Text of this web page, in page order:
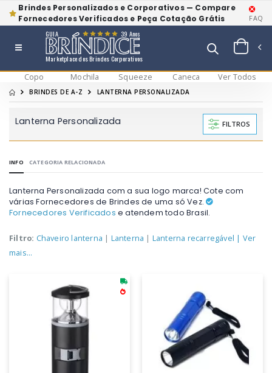
Brindes Personalizados e Corporativos — Compare
Fornecedores Verificados e Peça Cotação Grátis
FAQ
Marketplace dos Brindes Corporativos
GUIA 39 Anos
Copo Mochila Squeeze Caneca Ver Todos
BRINDES DE A-Z LANTERNA PERSONALIZADA
Lanterna Personalizada FILTROS
INFO CATEGORIA RELACIONADA
Lanterna Personalizada com a sua logo marca! Cote com
várias Fornecedores de Brindes de uma só Vez.
Fornecedores Verificados e atendem todo Brasil.
Filtro: Chaveiro lanterna | Lanterna | Lanterna recarregável | Ver
mais...